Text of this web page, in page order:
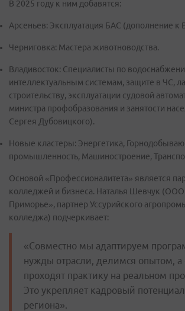
В 2025 году к ним добавятся:
Арсеньев: Эксплуатация БАС (дополнение к
Черниговка: Мастера животноводства.
Владивосток: Специалисты по
интеллектуальным системам, защите в ЧС,
строительству, эксплуатации судовой
министра профобразования и занятости
Сергея Дубовицкого).
Новые кластеры: Энергетика,
промышленность, Машиностроение,
Основой «Профессионалитета» является
колледжей и бизнеса. Наталья Шевчук (ООО
Приморье», партнер Уссурийского
колледжа) подчеркивает:
«Совместно мы адаптируем
нужды отрасли, делимся опытом, а
проходят практику на реальном
Это укрепляет кадровый
региона».